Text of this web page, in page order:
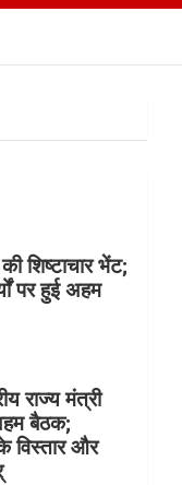
शिष्टाचार भेंट;
पर हुई अहम
राज्य मंत्री
बैठक;
विस्तार और